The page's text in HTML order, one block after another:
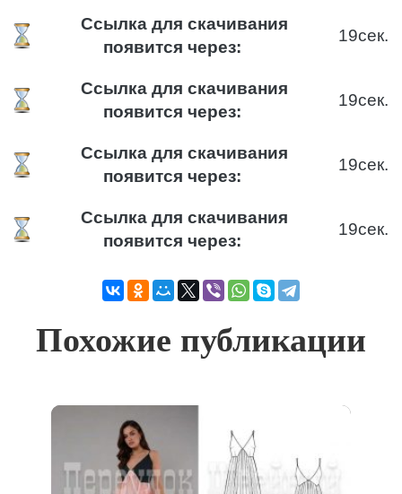
Ссылка для скачивания
появится через:
18сек.
Ссылка для скачивания
появится через:
18сек.
Ссылка для скачивания
появится через:
18сек.
Ссылка для скачивания
появится через:
18сек.
Похожие публикации